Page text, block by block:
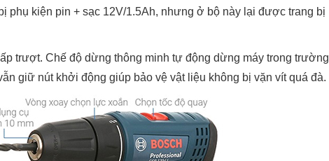
phụ kiện pin + sạc 12V/1.5Ah, nhưng ở bộ này lại được trang bị
trượt. Chế độ dừng thông minh tự động dừng máy trong trường
giữ nút khởi động giúp bảo vệ vật liệu không bị vặn vít quá đà.